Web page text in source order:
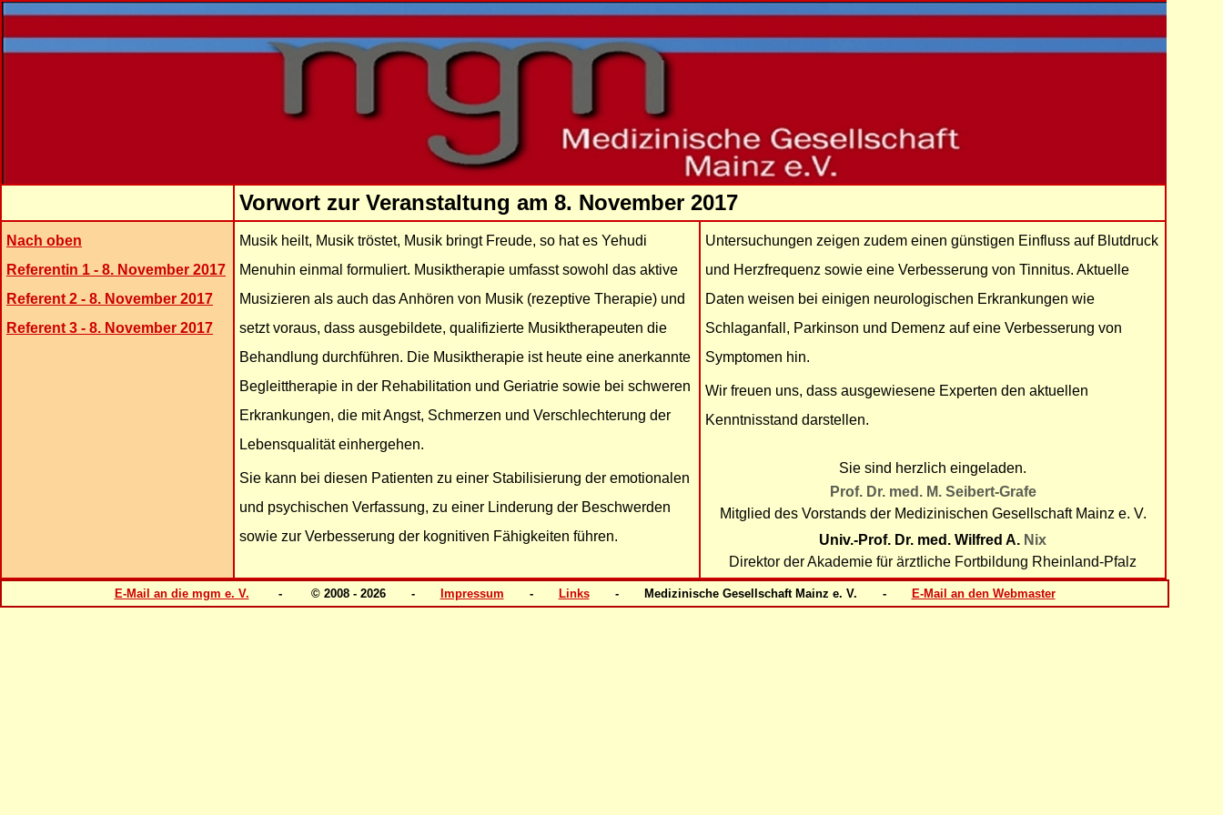
Vorwort zur Veranstaltung am 8. November 2017
Nach oben
Referentin 1 - 8. November 2017
Referent 2 - 8. November 2017
Referent 3 - 8. November 2017
Musik heilt, Musik tröstet, Musik bringt Freude, so hat es Yehudi
Menuhin einmal formuliert. Musiktherapie umfasst sowohl das aktive
Musizieren als auch das Anhören von Musik (rezeptive Therapie) und
setzt voraus, dass ausgebildete, qualifizierte Musiktherapeuten die
Behandlung durchführen. Die Musiktherapie ist heute eine anerkannte
Begleittherapie in der Rehabilitation und Geriatrie sowie bei schweren
Erkrankungen, die mit Angst, Schmerzen und Verschlechterung der
Lebensqualität einhergehen.
Sie kann bei diesen Patienten zu einer Stabilisierung der emotionalen
und psychischen Verfassung, zu einer Linderung der Beschwerden
sowie zur Verbesserung der kognitiven Fähigkeiten führen.
Untersuchungen zeigen zudem einen günstigen Einfluss auf Blutdruck
und Herzfrequenz sowie eine Verbesserung von Tinnitus. Aktuelle
Daten weisen bei einigen neurologischen Erkrankungen wie
Schlaganfall, Parkinson und Demenz auf eine Verbesserung von
Symptomen hin.
Wir freuen uns, dass ausgewiesene Experten den aktuellen
Kenntnisstand darstellen.
Sie sind herzlich eingeladen.
Prof. Dr. med. M. Seibert-Grafe
Mitglied des Vorstands der Medizinischen Gesellschaft Mainz e. V.
Univ.-Prof. Dr. med. Wilfred A. Nix
Direktor der Akademie für ärztliche Fortbildung Rheinland-Pfalz
E-Mail an die mgm e. V. - © 2008 - 2026 - Impressum - Links- Medizinische Gesellschaft Mainz e. V. - E-Mail an den Webmaster